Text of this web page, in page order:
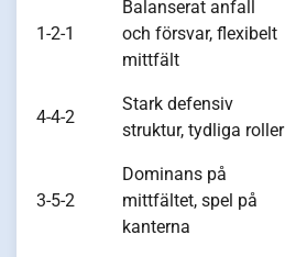
1-2-1
Balanserat anfall
och försvar, flexibelt
mittfält
4-4-2
Stark defensiv
struktur, tydliga roller
3-5-2
Dominans på
mittfältet, spel på
kanterna